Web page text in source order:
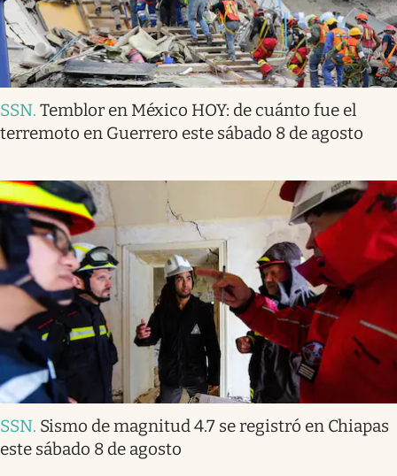
SSN. Temblor en México HOY: de cuánto fue el
terremoto en Guerrero este sábado 8 de agosto
SSN. Sismo de magnitud 4.7 se registró en Chiapas
este sábado 8 de agosto